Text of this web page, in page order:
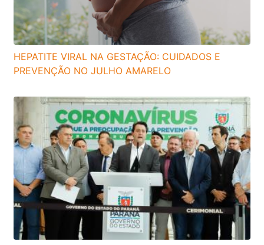
HEPATITE VIRAL NA GESTAÇÃO: CUIDADOS E
PREVENÇÃO NO JULHO AMARELO